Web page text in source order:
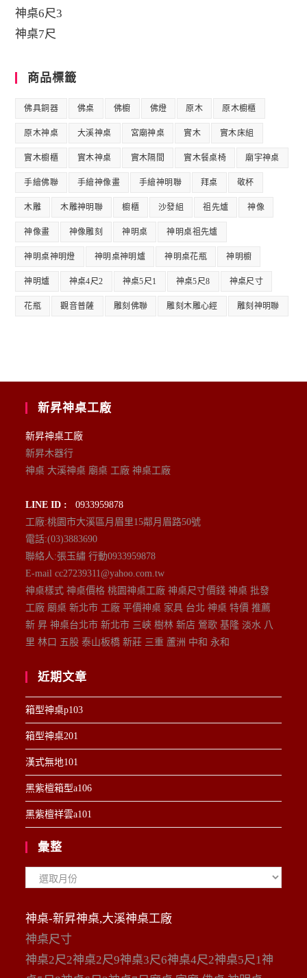
神桌6尺3
神桌7尺
商品標籤
佛具銅器 佛桌 佛櫥 佛燈 原木 原木櫥櫃
原木神桌 大溪神桌 宮廟神桌 實木 實木床組
實木櫥櫃 實木神桌 實木隔間 實木餐桌椅 廟宇神桌
手繪佛聯 手繪神像畫 手繪神明聯 拜桌 敬杯
木雕 木雕神明聯 櫥櫃 沙發組 祖先爐 神像
神像畫 神像雕刻 神明桌 神明桌祖先爐
神明桌神明燈 神明桌神明爐 神明桌花瓶 神明櫥
神明爐 神桌4尺2 神桌5尺1 神桌5尺8 神桌尺寸
花瓶 觀音普薩 雕刻佛聯 雕刻木雕心經 雕刻神明聯
新昇神桌工廠
新昇神桌工廠
新昇木器行
神桌 大溪神桌 廟桌 工廠 神桌工廠
LINE ID :
0933959878
工廠:桃園市大溪區月眉里15鄰月眉路50號
電話:(03)3883690
聯絡人:張玉繡 行動0933959878
E-mail cc27239311@yahoo.com.tw
神桌樣式 神桌價格 桃園神桌工廠 神桌尺寸價錢 神桌 批發
工廠 廟桌 新北市 工廠 平價神桌 家具 台北 神桌 特價 推薦
新 昇 神桌台北市 新北市 三峽 樹林 新店 鶯歌 基隆 淡水 八
里 林口 五股 泰山板橋 新莊 三重 蘆洲 中和 永和
近期文章
箱型神桌p103
箱型神桌201
漢式無地101
黑紫檀箱型a106
黑紫檀祥雲a101
彙整
神桌-新昇神桌,大溪神桌工廠
神桌尺寸
神桌2尺2神桌2尺9神桌3尺6神桌4尺2神桌5尺1神